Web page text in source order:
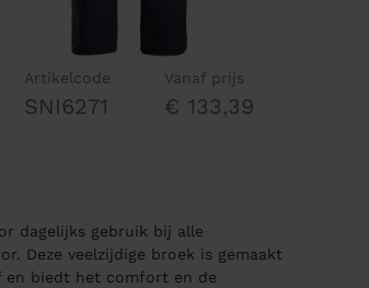
Artikelcode
SNI6271
Vanaf prijs
€ 133,39
dagelijks gebruik bij alle
Deze veelzijdige broek is gemaakt
en biedt het comfort en de